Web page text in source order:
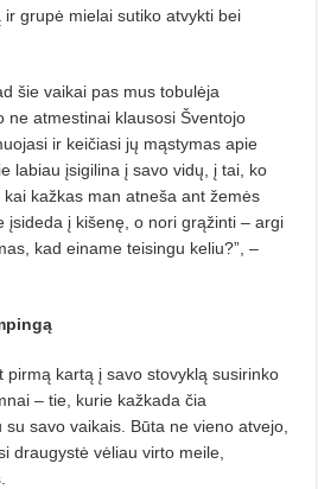
grupė mielai sutiko atvykti bei
šie vaikai pas mus tobulėja
ne atmestinai klausosi Šventojo
ir keičiasi jų mąstymas apie
labiau įsigilina į savo vidų, į tai, ko
kažkas man atneša ant žemės
įsideda į kišenę, o nori grąžinti – argi
kad einame teisingu keliu?”, –
pirmą kartą į savo stovyklą susirinko
– tie, kurie kažkada čia
savo vaikais. Būta ne vieno atvejo,
draugystė vėliau virto meile,